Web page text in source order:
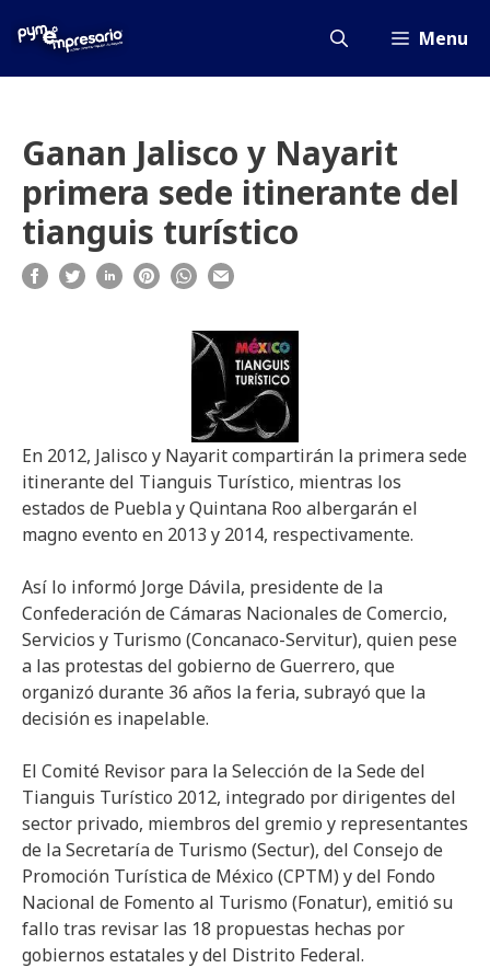
Menu
Ganan Jalisco y Nayarit
primera sede itinerante del
tianguis turístico
En 2012, Jalisco y Nayarit compartirán la primera sede
itinerante del Tianguis Turístico, mientras los
estados de Puebla y Quintana Roo albergarán el
magno evento en 2013 y 2014, respectivamente.
Así lo informó Jorge Dávila, presidente de la
Confederación de Cámaras Nacionales de Comercio,
Servicios y Turismo (Concanaco-Servitur), quien pese
a las protestas del gobierno de Guerrero, que
organizó durante 36 años la feria, subrayó que la
decisión es inapelable.
El Comité Revisor para la Selección de la Sede del
Tianguis Turístico 2012, integrado por dirigentes del
sector privado, miembros del gremio y representantes
de la Secretaría de Turismo (Sectur), del Consejo de
Promoción Turística de México (CPTM) y del Fondo
Nacional de Fomento al Turismo (Fonatur), emitió su
fallo tras revisar las 18 propuestas hechas por
gobiernos estatales y del Distrito Federal.